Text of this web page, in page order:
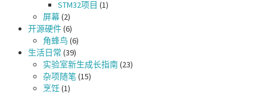
STM32项目 (1)
屏幕(2)
开源硬件(6)
角蜂鸟 (6)
生活日常 (39)
实验室新生成长指南(23)
杂项随笔(15)
烹饪(1)